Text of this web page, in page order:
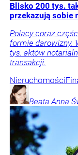
Blisko 200 tys.
przekazują sobie
Polacy coraz
formie darowizny.
tys. aktów
transakcji.
Nieruchomości
Beata Anna